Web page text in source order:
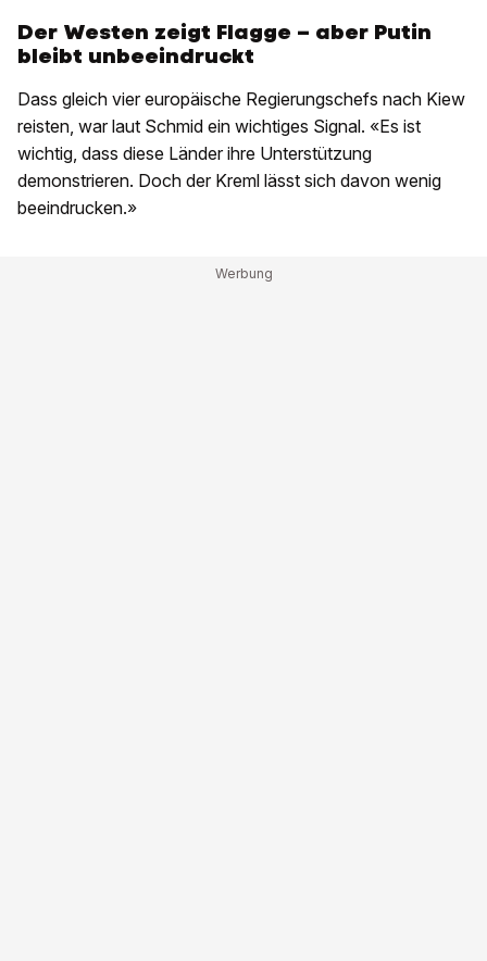
Der Westen zeigt Flagge – aber Putin
bleibt unbeeindruckt
Dass gleich vier europäische Regierungschefs nach Kiew
reisten, war laut Schmid ein wichtiges Signal. «Es ist
wichtig, dass diese Länder ihre Unterstützung
demonstrieren. Doch der Kreml lässt sich davon wenig
beeindrucken.»